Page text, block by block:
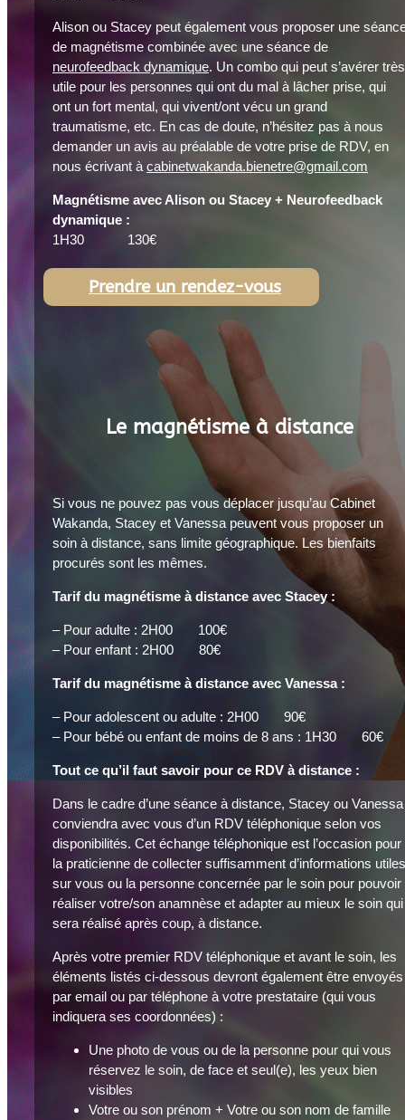
Alison ou Stacey peut également vous proposer une
de magnétisme combinée avec une séance de
neurofeedback dynamique. Un combo qui peut s’avérer très
utile pour les personnes qui ont du mal à lâcher prise, qui
ont un fort mental, qui vivent/ont vécu un grand
traumatisme, etc. En cas de doute, n’hésitez pas à nous
demander un avis au préalable de votre prise de RDV, en
nous écrivant àcabinetwakanda.bienetre@gmail.com
Magnétisme avec Alison ou Stacey + Neurofeedback
dynamique :
1H30 130€
Prendre un rendez-vous
Le magnétisme à distance
Si vous ne pouvez pas vous déplacer jusqu’au Cabinet
Wakanda, Stacey et Vanessa peuvent vous proposer un
soin à distance, sans limite géographique. Les bienfaits
procurés sont les mêmes.
Tarif du magnétisme à distance avec Stacey :
– Pour adulte : 2H00 100€
– Pour enfant : 2H00 80€
Tarif du magnétisme à distance avec Vanessa :
– Pour adolescent ou adulte : 2H00 90€
– Pour bébé ou enfant de moins de 8 ans : 1H30 60€
Tout ce qu’il faut savoir pour ce RDV à distance :
Dans le cadre d’une séance à distance, Stacey ou Vanessa
conviendra avec vous d’un RDV téléphonique selon vos
disponibilités. Cet échange téléphonique est l’occasion pour
la praticienne de collecter suffisamment d’informations utiles
sur vous ou la personne concernée par le soin pour pouvoir
réaliser votre/son anamnèse et adapter au mieux le soin qui
sera réalisé après coup, à distance.
Après votre premier RDV téléphonique et avant le soin, les
éléments listés ci-dessous devront également être envoyés
par email ou par téléphone à votre prestataire (qui vous
indiquera ses coordonnées) :
Une photo de vous ou de la personne pour qui vous
réservez le soin, de face et seul(e), les yeux bien
visibles
Votre ou son prénom + Votre ou son nom de famille